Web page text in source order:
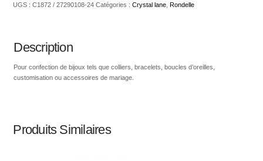
x
Green
UGS :C1872 / 27290108-24 Catégories :Crystal lane ,Rondelle
Description
Pour confection de bijoux tels que colliers, bracelets, boucles d’oreilles,
customisation ou accessoires de mariage.
Produits Similaires